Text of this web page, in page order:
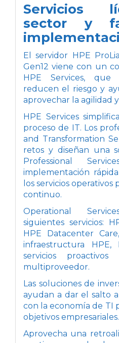
Servicios
sector y
El servidor HPE
Gen12 viene con un
HPE Services, que
reducen el riesgo y
aprovechar la agilidad
HPE Services
proceso de IT. Los
and Transformation
retos y diseñan una
Professional
implementación
los servicios
continuo.
Operational
siguientes servicios:
HPE Datacenter
infraestructura HPE,
servicios
multiproveedor.
Las soluciones de
ayudan a dar el salto
con la economía de TI
objetivos empresariales.
Aprovecha una